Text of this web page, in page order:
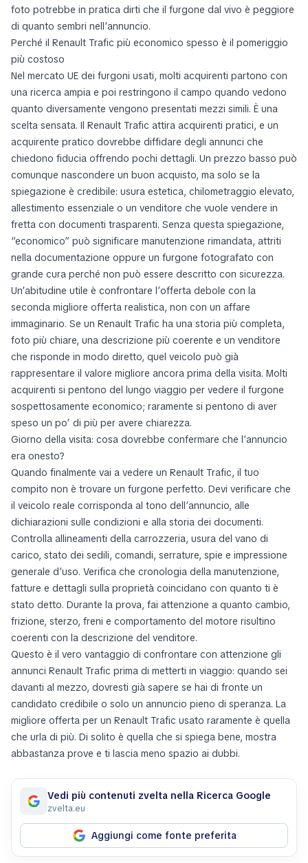
foto potrebbe in pratica dirti che il furgone dal vivo è peggiore
di quanto sembri nell’annuncio.
Perché il Renault Trafic più economico spesso è il pomeriggio
più costoso
Nel mercato UE dei furgoni usati, molti acquirenti partono con
una ricerca ampia e poi restringono il campo quando vedono
quanto diversamente vengono presentati mezzi simili. È una
scelta sensata. Il Renault Trafic attira acquirenti pratici, e un
acquirente pratico dovrebbe diffidare degli annunci che
chiedono fiducia offrendo pochi dettagli. Un prezzo basso può
comunque nascondere un buon acquisto, ma solo se la
spiegazione è credibile: usura estetica, chilometraggio elevato,
allestimento essenziale o un venditore che vuole vendere in
fretta con documenti trasparenti. Senza questa spiegazione,
“economico” può significare manutenzione rimandata, attriti
nella documentazione oppure un furgone fotografato con
grande cura perché non può essere descritto con sicurezza.
Un’abitudine utile è confrontare l’offerta debole con la
seconda migliore offerta realistica, non con un affare
immaginario. Se un Renault Trafic ha una storia più completa,
foto più chiare, una descrizione più coerente e un venditore
che risponde in modo diretto, quel veicolo può già
rappresentare il valore migliore ancora prima della visita. Molti
acquirenti si pentono del lungo viaggio per vedere il furgone
sospettosamente economico; raramente si pentono di aver
speso un po’ di più per avere chiarezza.
Giorno della visita: cosa dovrebbe confermare che l’annuncio
era onesto?
Quando finalmente vai a vedere un Renault Trafic, il tuo
compito non è trovare un furgone perfetto. Devi verificare che
il veicolo reale corrisponda al tono dell’annuncio, alle
dichiarazioni sulle condizioni e alla storia dei documenti.
Controlla allineamenti della carrozzeria, usura del vano di
carico, stato dei sedili, comandi, serrature, spie e impressione
generale d’uso. Verifica che cronologia della manutenzione,
fatture e dettagli sulla proprietà coincidano con quanto ti è
stato detto. Durante la prova, fai attenzione a quanto cambio,
frizione, sterzo, freni e comportamento del motore risultino
coerenti con la descrizione del venditore.
Questo è il vero vantaggio di confrontare con attenzione gli
annunci Renault Trafic prima di metterti in viaggio: quando sei
davanti al mezzo, dovresti già sapere se hai di fronte un
candidato credibile o solo un annuncio pieno di speranza. La
migliore offerta per un Renault Trafic usato raramente è quella
che urla di più. Di solito è quella che si spiega bene, mostra
abbastanza prove e ti lascia meno spazio ai dubbi.
Vedi più contenuti zvelta nella Ricerca Google
zvelta.eu
Aggiungi come fonte preferita